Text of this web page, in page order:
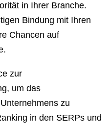
in Ihrer Branche.
Bindung mit Ihren
Chancen auf
zur
um das
zu
in den SERPs und